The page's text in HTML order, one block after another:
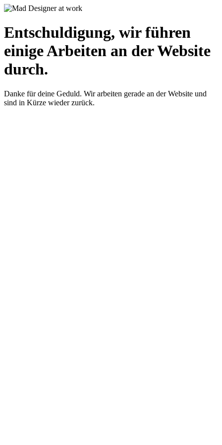
Entschuldigung, wir führen
einige Arbeiten an der Website
durch.
Danke für deine Geduld. Wir arbeiten gerade an der Website und
sind in Kürze wieder zurück.